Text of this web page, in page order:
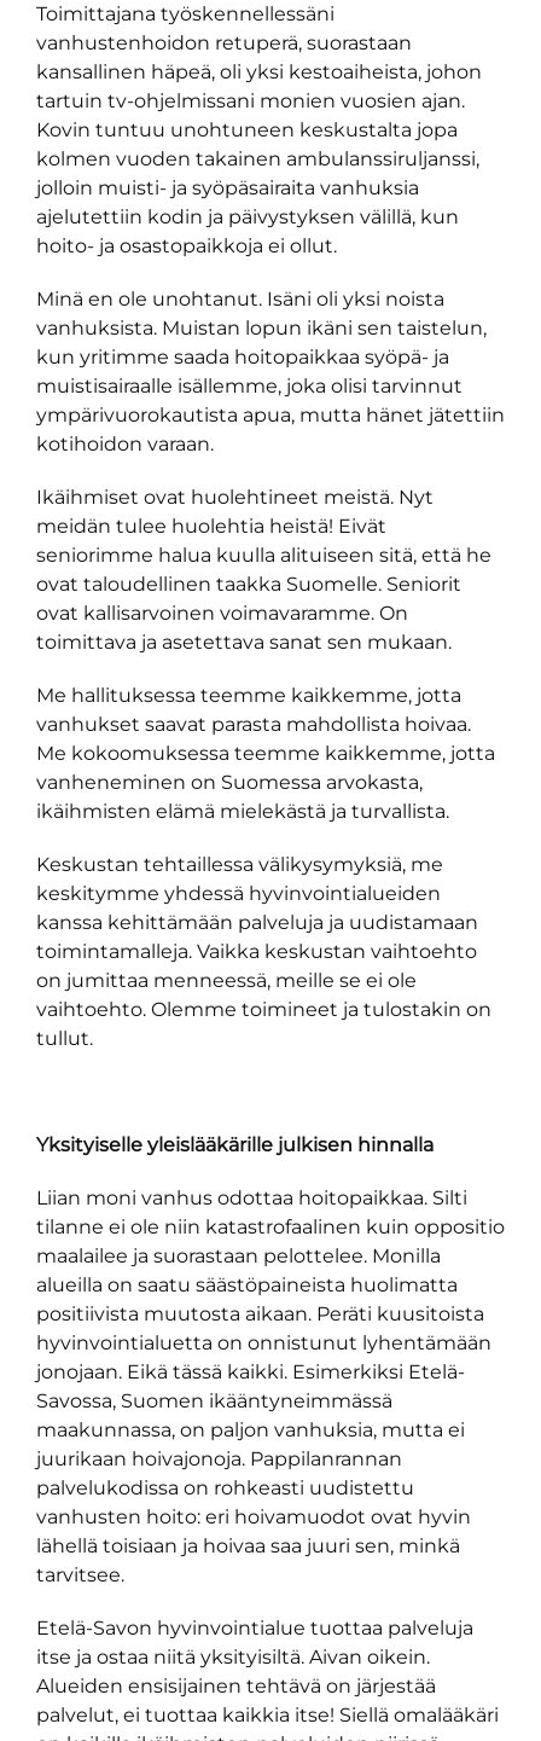
Toimittajana työskennellessäni
vanhustenhoidon retuperä, suorastaan
kansallinen häpeä, oli yksi kestoaiheista, johon
tartuin tv-ohjelmissani monien vuosien ajan.
Kovin tuntuu unohtuneen keskustalta jopa
kolmen vuoden takainen ambulanssiruljanssi,
jolloin muisti- ja syöpäsairaita vanhuksia
ajelutettiin kodin ja päivystyksen välillä, kun
hoito- ja osastopaikkoja ei ollut.
Minä en ole unohtanut. Isäni oli yksi noista
vanhuksista. Muistan lopun ikäni sen taistelun,
kun yritimme saada hoitopaikkaa syöpä- ja
muistisairaalle isällemme, joka olisi tarvinnut
ympärivuorokautista apua, mutta hänet jätettiin
kotihoidon varaan.
Ikäihmiset ovat huolehtineet meistä. Nyt
meidän tulee huolehtia heistä! Eivät
seniorimme halua kuulla alituiseen sitä, että he
ovat taloudellinen taakka Suomelle. Seniorit
ovat kallisarvoinen voimavaramme. On
toimittava ja asetettava sanat sen mukaan.
Me hallituksessa teemme kaikkemme, jotta
vanhukset saavat parasta mahdollista hoivaa.
Me kokoomuksessa teemme kaikkemme, jotta
vanheneminen on Suomessa arvokasta,
ikäihmisten elämä mielekästä ja turvallista.
Keskustan tehtaillessa välikysymyksiä, me
keskitymme yhdessä hyvinvointialueiden
kanssa kehittämään palveluja ja uudistamaan
toimintamalleja. Vaikka keskustan vaihtoehto
on jumittaa menneessä, meille se ei ole
vaihtoehto. Olemme toimineet ja tulostakin on
tullut.
Yksityiselle yleislääkärille julkisen hinnalla
Liian moni vanhus odottaa hoitopaikkaa. Silti
tilanne ei ole niin katastrofaalinen kuin oppositio
maalailee ja suorastaan pelottelee. Monilla
alueilla on saatu säästöpaineista huolimatta
positiivista muutosta aikaan. Peräti kuusitoista
hyvinvointialuetta on onnistunut lyhentämään
jonojaan. Eikä tässä kaikki. Esimerkiksi Etelä-
Savossa, Suomen ikääntyneimmässä
maakunnassa, on paljon vanhuksia, mutta ei
juurikaan hoivajonoja. Pappilanrannan
palvelukodissa on rohkeasti uudistettu
vanhusten hoito: eri hoivamuodot ovat hyvin
lähellä toisiaan ja hoivaa saa juuri sen, minkä
tarvitsee.
Etelä-Savon hyvinvointialue tuottaa palveluja
itse ja ostaa niitä yksityisiltä. Aivan oikein.
Alueiden ensisijainen tehtävä on järjestää
palvelut, ei tuottaa kaikkia itse! Siellä omalääkäri